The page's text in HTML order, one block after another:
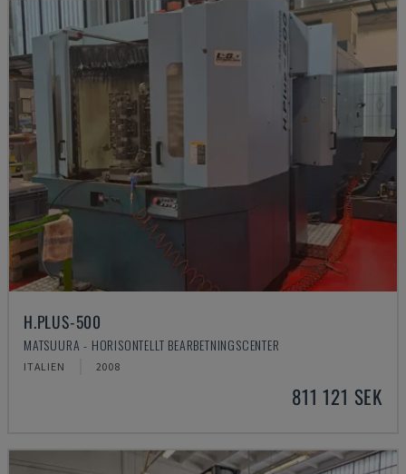
H.PLUS-500
MATSUURA - HORISONTELLT BEARBETNINGSCENTER
ITALIEN 2008
811 121 SEK